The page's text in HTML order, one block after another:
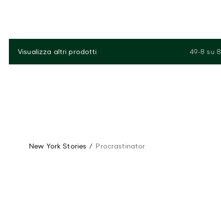
Visualizza altri prodotti 49-8 su 8
New York Stories / Procrastinator